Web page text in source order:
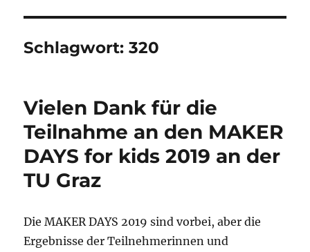
Schlagwort:320
Vielen Dank für die
Teilnahme an den MAKER
DAYS for kids 2019 an der
TU Graz
Die MAKER DAYS 2019 sind vorbei, aber die
Ergebnisse der Teilnehmerinnen und